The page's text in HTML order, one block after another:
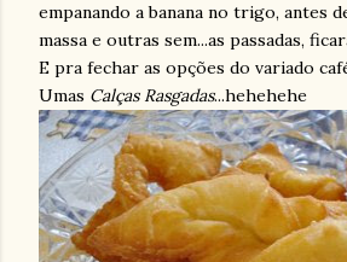
empanando a banana no trigo, antes
massa e outras sem...as passadas,
E pra fechar as opções do variado
Umas Calças Rasgadas...hehehehe